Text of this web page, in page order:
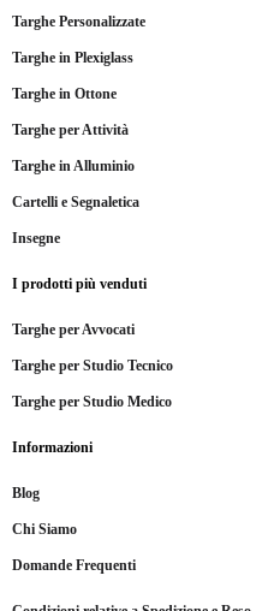
Targhe Personalizzate
Targhe in Plexiglass
Targhe in Ottone
Targhe per Attività
Targhe in Alluminio
Cartelli e Segnaletica
Insegne
I prodotti più venduti
Targhe per Avvocati
Targhe per Studio Tecnico
Targhe per Studio Medico
Informazioni
Blog
Chi Siamo
Domande Frequenti